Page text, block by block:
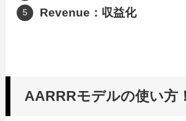
Revenue：収益化
AARRRモデルの使い方！